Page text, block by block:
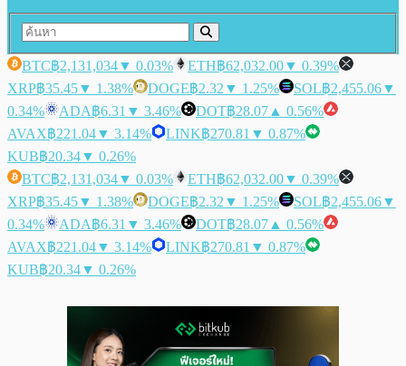
BTC฿2,131,034▼ 0.03% ETH฿62,032.00▼ 0.39%
XRP฿35.45▼ 1.38% DOGE฿2.32 ▼ 1.25% SOL฿2,455.06▼
0.34%
ADA฿6.31 ▼ 3.46% DOT฿28.07 ▲ 0.56%
AVAX฿221.04▼ 3.14% LINK฿270.81 ▼ 0.87%
KUB฿20.34▼ 0.26%
BTC฿2,131,034▼ 0.03% ETH฿62,032.00▼ 0.39%
XRP฿35.45▼ 1.38% DOGE฿2.32 ▼ 1.25% SOL฿2,455.06▼
0.34%
ADA฿6.31 ▼ 3.46% DOT฿28.07 ▲ 0.56%
AVAX฿221.04▼ 3.14% LINK฿270.81 ▼ 0.87%
KUB฿20.34▼ 0.26%